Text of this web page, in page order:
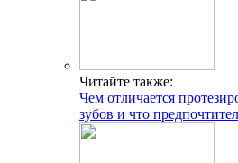
Читайте также:
Чем отличается
зубов и что